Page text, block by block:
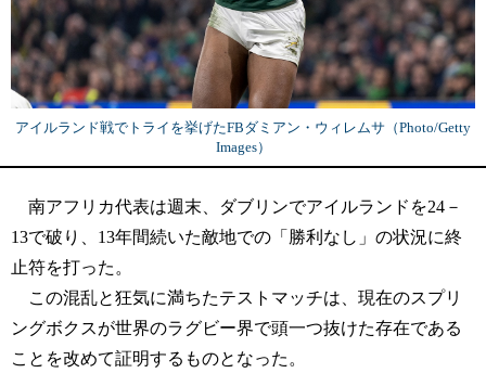
アイルランド戦でトライを挙げたFBダミアン・ウィレムサ（Photo/Getty
Images）
南アフリカ代表は週末、ダブリンでアイルランドを24－
13で破り、13年間続いた敵地での「勝利なし」の状況に終
止符を打った。
この混乱と狂気に満ちたテストマッチは、現在のスプリ
ングボクスが世界のラグビー界で頭一つ抜けた存在である
ことを改めて証明するものとなった。